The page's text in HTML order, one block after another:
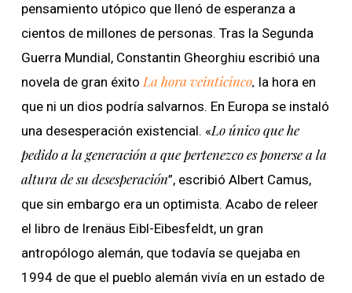
pensamiento utópico que llenó de esperanza a
cientos de millones de personas. Tras la Segunda
Guerra Mundial, Constantin Gheorghiu escribió una
novela de gran éxitoLa hora veinticinco, la hora en
que ni un dios podría salvarnos. En Europa se instaló
una desesperación existencial. «Lo único que he
pedido a la generación a que pertenezco es ponerse a la
altura de su desesperación”, escribió Albert Camus,
que sin embargo era un optimista. Acabo de releer
el libro de Irenäus Eibl-Eibesfeldt, un gran
antropólogo alemán, que todavía se quejaba en
1994 de que el pueblo alemán vivía en un estado de